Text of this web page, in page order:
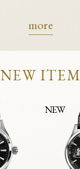
more
NEW ITEM
NEW